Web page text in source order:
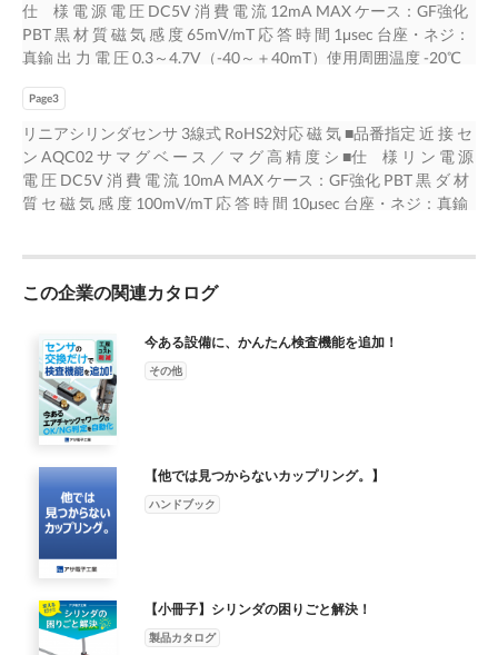
仕 様 電 源 電 圧 DC5V 消 費 電 流 12mA MAX ケース：GF強化
PBT 黒 材 質 磁 気 感 度 65mV/mT 応 答 時 間 1μsec 台座・ネジ：
真鍮 出 力 電 圧 0.3～4.7V（-40～＋40mT）使用周囲温度 -20℃
用周囲湿度 20～ 95%RH 出 力 電 流 ±1.2mA ケーブル仕様 3 芯
φ2.8×1000mm 黒 ※1 ※１ ケーブル延長が可能です。 ■外形図（
mm） ■接続図 15 茶 1.9 検 知 回 黒 路 青 台座 ネジ 4.5 6 検出面 ■
磁気応答 出 力 電 圧 （Ｖ） ４０ｍＴ 磁束密度（ｍＴ） 52
SENSOR･SWITCH CATALOGUE 2025 3.7 5
Page3
リニアシリンダセンサ 3線式 RoHS2対応 磁 気 ■品番指定 近 接 セ
ン AQC02 サ マ グ ベ ー ス ／ マ グ 高 精 度 シ ■仕 様 リ ン 電 源
電 圧 DC5V 消 費 電 流 10mA MAX ケース：GF強化 PBT 黒 ダ 材
質 セ 磁 気 感 度 100mV/mT 応 答 時 間 10μsec 台座・ネジ：真鍮
芯 φ2.6×1000mm 黒 ※1 ア シ ※１ ケーブル延長が可能です。 リ
セ ン 路 サ 青 ネジ ド 2.8 台座 ア セ ン サ ／ ド ア マ グ 検出面 リ
ニ ア セ ■磁気応答 ン サ 出 高 力 精 度 電 タ ッ 圧 チ ス イ （Ｖ）
ッ チ ２１ｍＴ リ ニ ア 磁束密度（ｍＴ） タ ッ チ ス イ ッ チ ケ
ー ブ ル オ プ シ ョ ン ／ コ ネ ク タ SENSOR･SWITCH
CATALOGUE 2025 53 4.6 3.8 φ4
この企業の関連カタログ
今ある設備に、かんたん検査機能を追加！
その他
【他では見つからないカップリング。】
ハンドブック
【小冊子】シリンダの困りごと解決！
製品カタログ